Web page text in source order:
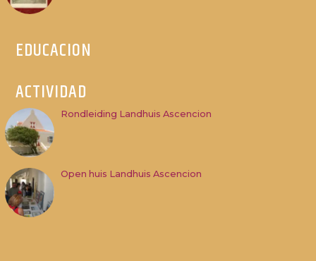
EDUCACION
ACTIVIDAD
Rondleiding Landhuis Ascencion
Open huis Landhuis Ascencion